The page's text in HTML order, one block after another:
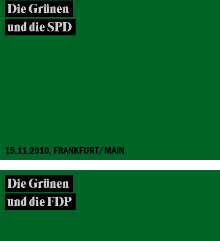
Die Grünen
und die SPD
15.11.2010, FRANKFURT/MAIN
Die Grünen
und die FDP